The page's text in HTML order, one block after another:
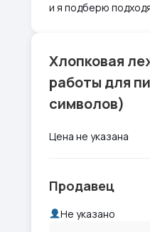
и я подберю
Хлопковая
работы для
символов)
Цена не указана
Продавец
Не указано